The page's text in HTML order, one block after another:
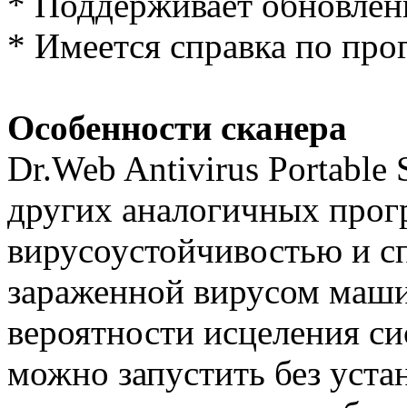
* Имеется справка по
Особенности сканера
Dr.Web Antivirus Portable
других аналогичных
вирусоустойчивостью и
зараженной вирусом
вероятности исцеления
можно запустить без